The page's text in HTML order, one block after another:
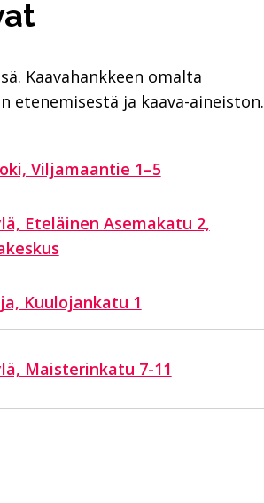
Kaavahankkeen omalta
etenemisestä ja kaava-aineiston.
Viljamaantie 1–5
Eteläinen Asemakatu 2,
Kuulojankatu 1
Maisterinkatu 7-11